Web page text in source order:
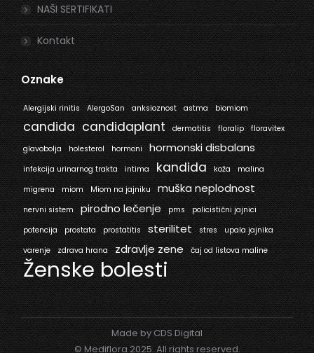
NAŠI SERTIFIKATI
Kontakt
Oznake
Alergijski rinitis AlergoSan anksioznost astma biomiom
candida candidaplant dermatitis floralip
floravitex
glavobolja
holesterol hormoni hormonski disbalans
infekcija urinarnog trakta intima kandida koža
malina
migrena
miom Miom na jajniku muška neplodnost
nervni sistem pirodno lečenje pms
policistični jajnici
potencija
prostata prostatitis sterilitet stres
upala jajnika
varenje
zdrava hrana zdravlje zene čaj od listova maline
Ženske bolesti
Made by CDS Digital
© Mediflora 2025. All rights reserved.